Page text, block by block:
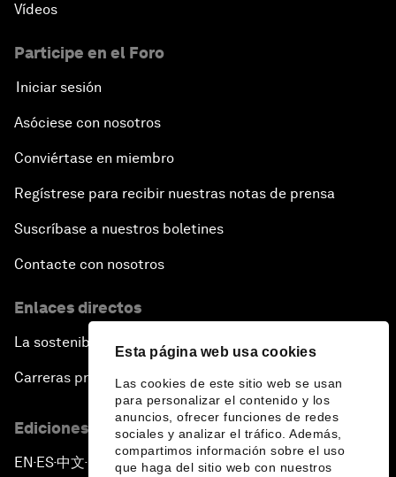
Esta página web usa cookies
Las cookies de este sitio web se usan
para personalizar el contenido y los
anuncios, ofrecer funciones de redes
sociales y analizar el tráfico. Además,
compartimos información sobre el uso
que haga del sitio web con nuestros
Vídeos
Participe en el Foro
Iniciar sesión
Asóciese con nosotros
Conviértase en miembro
Regístrese para recibir nuestras notas de prensa
Suscríbase a nuestros boletines
Contacte con nosotros
Enlaces directos
La sostenibilidad en el Foro
Carreras profesionales
Ediciones en otros idiomas
EN ▪ES▪中文▪ 日本語